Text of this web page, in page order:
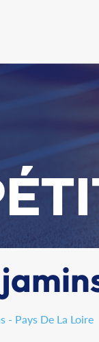
- Pays De La Loire